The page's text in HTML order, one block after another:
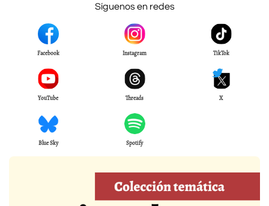
Síguenos en redes
Facebook Instagram TikTok
YouTube Threads X
Blue Sky Spotify